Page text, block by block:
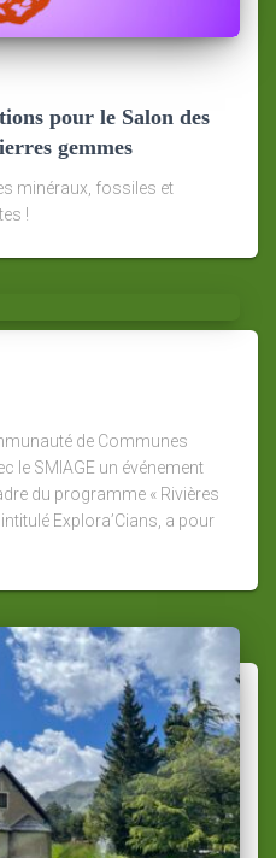
pour le Salon des
gemmes
minéraux, fossiles et
!
de Communes
le SMIAGE un événement
du programme « Rivières
Explora’Cians, a pour